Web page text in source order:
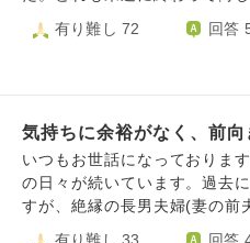
ないのです。無理をすると湿
態に引き戻されてしまいます
もっと頑張れるのか、甘えて
間ではないか、もう自分を責
です。
り、OD、漂白剤を飲む。ど
夫がいるのですが夫には、1
有り難し 72 回答
気持ちに余裕がなく、前
いつもお世話になっておりま
の日々が続いています。過去
すが、絶縁の長男夫婦(妻の前
化で、義父母との関係もギク